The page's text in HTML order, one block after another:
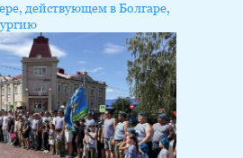
действующем в Болгаре,